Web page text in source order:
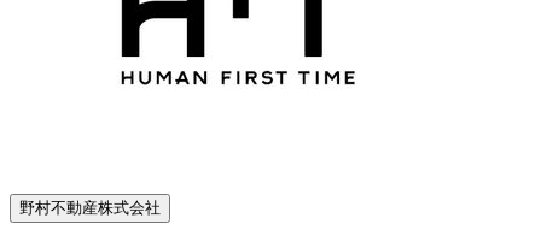
野村不動産株式会社